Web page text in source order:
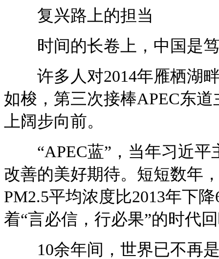
复兴路上的担当
时间的长卷上，中国是笃
许多人对2014年雁栖湖畔
如梭，第三次接棒APEC东
上阔步向前。
“APEC蓝”，当年习近平
改善的美好期待。短短数年
PM2.5平均浓度比2013年下
着“言必信，行必果”的时代
10余年间，世界已不再是